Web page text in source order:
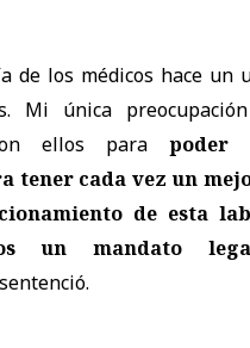
de los médicos hace un
Mi única
ellos para poder
tener cada vez un
de esta
un mandato